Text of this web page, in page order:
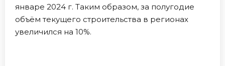
январе 2024 г. Таким образом, за полугодие
объём текущего строительства в регионах
увеличился на 10%.